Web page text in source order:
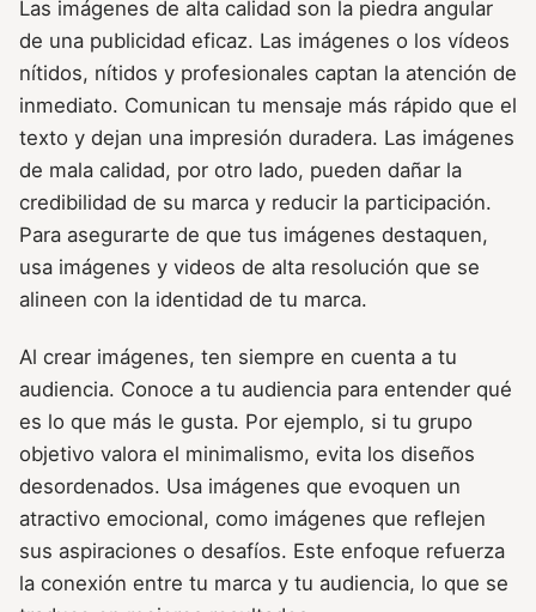
Las imágenes de alta calidad son la piedra angular
de una publicidad eficaz. Las imágenes o los vídeos
nítidos, nítidos y profesionales captan la atención de
inmediato. Comunican tu mensaje más rápido que el
texto y dejan una impresión duradera. Las imágenes
de mala calidad, por otro lado, pueden dañar la
credibilidad de su marca y reducir la participación.
Para asegurarte de que tus imágenes destaquen,
usa imágenes y videos de alta resolución que se
alineen con la identidad de tu marca.
Al crear imágenes, ten siempre en cuenta a tu
audiencia. Conoce a tu audiencia para entender qué
es lo que más le gusta. Por ejemplo, si tu grupo
objetivo valora el minimalismo, evita los diseños
desordenados. Usa imágenes que evoquen un
atractivo emocional, como imágenes que reflejen
sus aspiraciones o desafíos. Este enfoque refuerza
la conexión entre tu marca y tu audiencia, lo que se